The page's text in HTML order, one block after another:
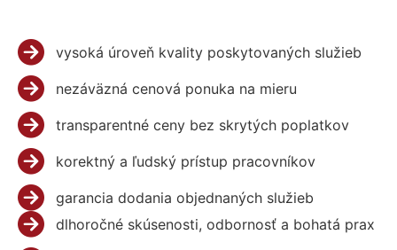
vysoká úroveň kvality poskytovaných služieb
nezáväzná cenová ponuka na mieru
transparentné ceny bez skrytých poplatkov
korektný a ľudský prístup pracovníkov
garancia dodania objednaných služieb
dlhoročné skúsenosti, odbornosť a bohatá prax